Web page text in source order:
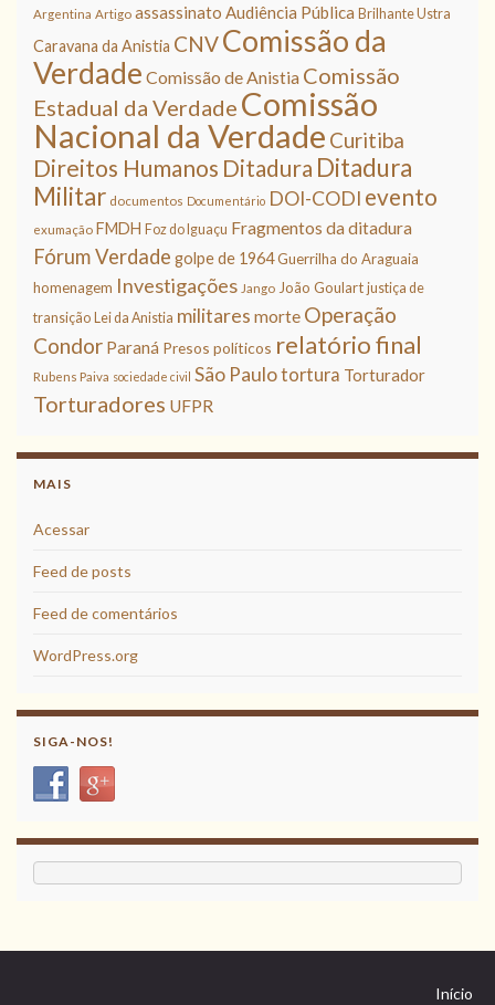
Argentina Artigo assassinato Audiência Pública Brilhante Ustra
Caravana da Anistia CNVComissão da
Verdade Comissão de Anistia Comissão
Estadual da Verdade Comissão
Nacional da Verdade Curitiba
Direitos Humanos Ditadura Ditadura
Militar documentos Documentário DOI-CODI evento
exumação FMDH Foz do Iguaçu Fragmentos da ditadura
Fórum Verdade golpe de 1964Guerrilha do Araguaia
homenagem Investigações Jango João Goulart justiça de
transição
Lei da Anistia militares morte Operação
Condor Paraná Presos políticos relatório final
Rubens Paiva sociedade civil São Paulotortura Torturador
Torturadores UFPR
MAIS
Acessar
Feed de posts
Feed de comentários
WordPress.org
SIGA-NOS!
Início